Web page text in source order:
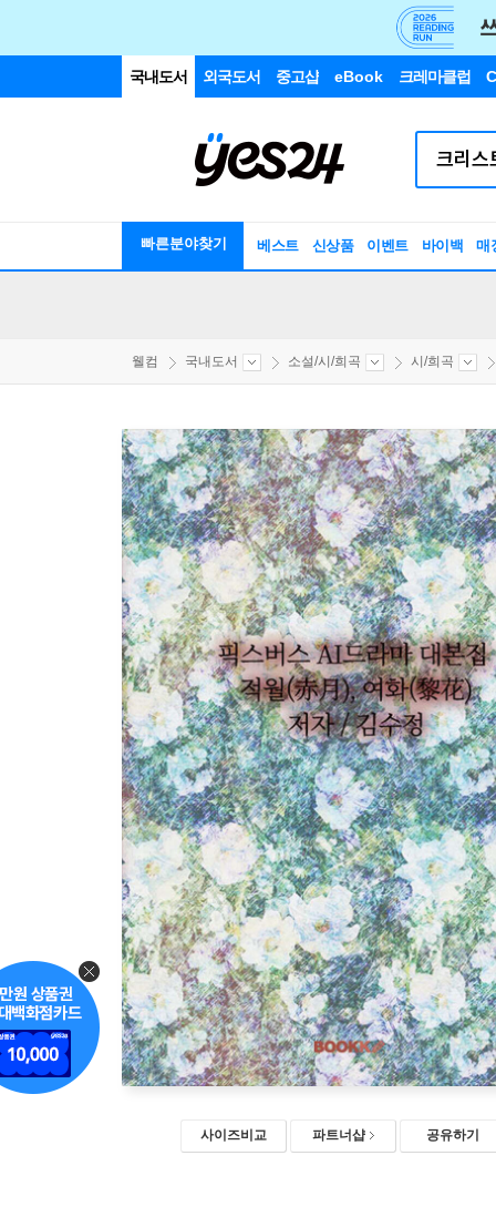
국내도서 외국도서 중고샵 eBook 크레마클럽
빠른분야찾기 베스트 신상품 이벤트 바이백 매
웰컴 국내도서 소설/시/희곡 시/희곡
사이즈비교 파트너샵 공유하기